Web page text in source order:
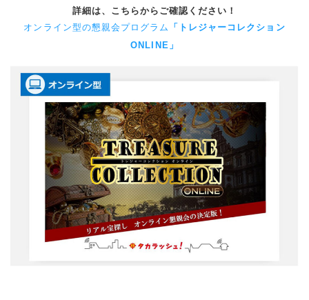
詳細は、こちらからご確認ください！
オンライン型の懇親会プログラム 「トレジャーコレクション
ONLINE」